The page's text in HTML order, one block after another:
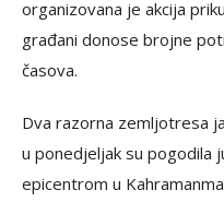
organizovana je akcija
građani donose brojne
časova.
Dva razorna zemljotresa
u ponedjeljak su pogodila
epicentrom u